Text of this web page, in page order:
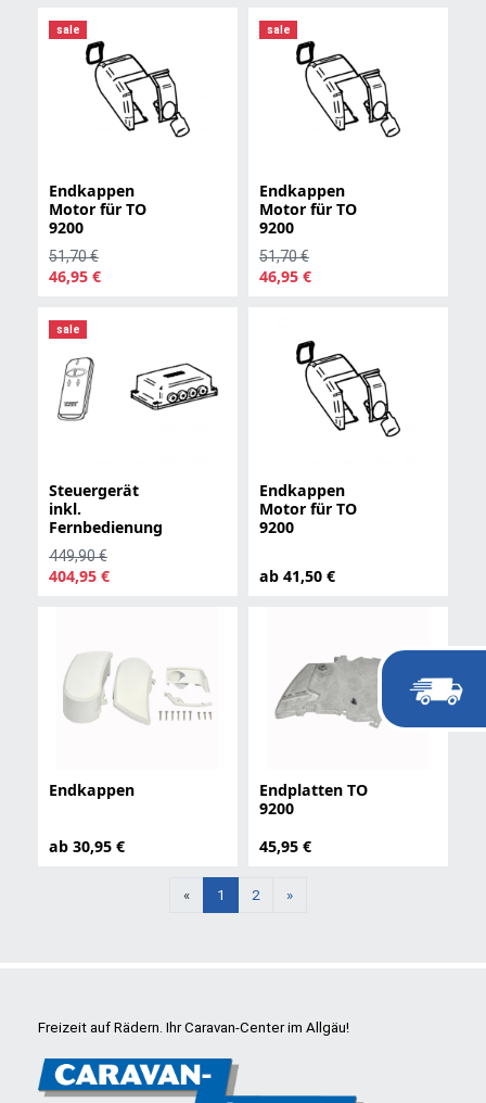
sale
Endkappen
Motor für TO
9200
51,70 €
46,95 €
sale
Endkappen
Motor für TO
9200
51,70 €
46,95 €
sale
Steuergerät
inkl.
Fernbedienung
449,90 €
404,95 €
Endkappen
Motor für TO
9200
ab 41,50 €
Endkappen
ab 30,95 €
Endplatten TO
9200
45,95 €
« 1 2 »Weiter
Freizeit auf Rädern. Ihr Caravan-Center im Allgäu!